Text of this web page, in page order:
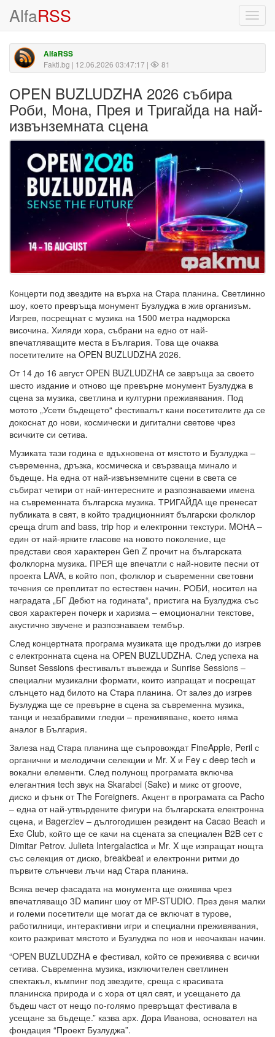
AlfaRSS
AlfaRSS
Fakti.bg | 12.06.2026 03:47:17 | 81
ОPEN BUZLUDZHA 2026 събира
Роби, Мона, Прея и Тригайда на най-
извънземната сцена
Концерти под звездите на върха на Стара планина. Светлинно
шоу, което превръща монумент Бузлуджа в жив организъм.
Изгрев, посрещнат с музика на 1500 метра надморска
височина. Хиляди хора, събрани на едно от най-
впечатляващите места в България. Това ще очаква
посетителите на OPEN BUZLUDZHA 2026.
От 14 до 16 август OPEN BUZLUDZHA се завръща за своето
шесто издание и отново ще превърне монумент Бузлуджа в
сцена за музика, светлина и културни преживявания. Под
мотото „Усети бъдещето“ фестивалът кани посетителите да се
докоснат до нови, космически и дигитални светове чрез
всичките си сетива.
Музиката тази година е вдъхновена от мястото и Бузлуджа –
съвременна, дръзка, космическа и свързваща минало и
бъдеще. На една от най-извънземните сцени в света се
събират четири от най-интересните и разпознаваеми имена
на съвременната българска музика. ТРИГАЙДА ще пренесат
публиката в свят, в който традиционният български фолклор
среща drum and bass, trip hop и електронни текстури. MОНА –
един от най-ярките гласове на новото поколение, ще
представи своя характерен Gen Z прочит на българската
фолклорна музика. ПРЕЯ ще впечатли с най-новите песни от
проекта LAVA, в който поп, фолклор и съвременни световни
течения се преплитат по естествен начин. РОБИ, носител на
наградата „БГ Дебют на годината“, пристига на Бузлуджа със
своя характерен почерк и харизма – емоционални текстове,
акустично звучене и разпознаваем тембър.
След концертната програма музиката ще продължи до изгрев
с електронната сцена на OPEN BUZLUDZHA. След успеха на
Sunset Sessions фестивалът въвежда и Sunrise Sessions –
специални музикални формати, които изпращат и посрещат
слънцето над билото на Стара планина. От залез до изгрев
Бузлуджа ще се превърне в сцена за съвременна музика,
танци и незабравими гледки – преживяване, което няма
аналог в България.
Залеза над Стара планина ще съпровождат FineApple, Peril с
органични и мелодични селекции и Mr. X и Fey с deep tech и
вокални елементи. След полунощ програмата включва
елегантния tech звук на Skarabei (Sake) и микс от groove,
диско и фънк от The Foreigners. Акцент в програмата са Pacho
– една от най-утвърдените фигури на българската електронна
сцена, и Bagerziev – дългогодишен резидент на Cacao Beach и
Exe Club, който ще се качи на сцената за специален B2B сет с
Dimitar Petrov. Julieta Intergalactica и Mr. X ще изпращат нощта
със селекция от диско, breakbeat и електронни ритми до
първите слънчеви лъчи над Стара планина.
Всяка вечер фасадата на монумента ще оживява чрез
впечатляващо 3D мапинг шоу от MP-STUDIO. През деня малки
и големи посетители ще могат да се включат в турове,
работилници, интерактивни игри и специални преживявания,
които разкриват мястото и Бузлуджа по нов и неочакван начин.
“OPEN BUZLUDZHA е фестивал, който се преживява с всички
сетива. Съвременна музика, изключителен светлинен
спектакъл, къмпинг под звездите, среща с красивата
планинска природа и с хора от цял свят, и усещането да
бъдеш част от нещо по-голямо превръщат фестивала в
усещане за бъдеще.” казва арх. Дора Иванова, основател на
фондация “Проект Бузлуджа”.